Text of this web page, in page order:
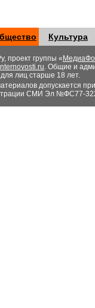
Культура
проект группы «
. Общие и
лиц старше 18 лет.
допускается
СМИ Эл №ФС77-